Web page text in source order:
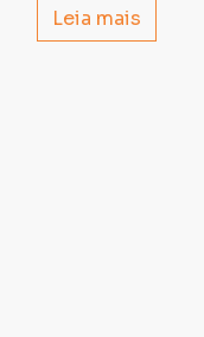
Leia mais